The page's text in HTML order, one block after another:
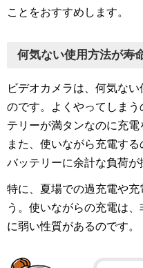
ことをおすすめします。
何気ない使用方法が寿
ビデオカメラは、何気な
のです。よくやってしま
テリーが満タンなのに充電
また、使いながら充電す
バッテリーに余計な負荷が
特に、夏場での過充電や
う。使いながらの充電は
に弱い性質があるのです。